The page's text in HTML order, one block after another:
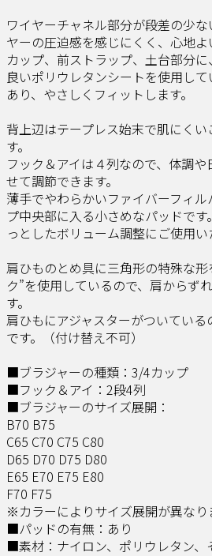
ワイヤーチャネル部分が段差の少
ヤーの圧迫感を感じにくく、心地よ
カップ、前ストラップ、土台部分
良いポリウレタンシートを使用し
あり、やさしくフィットします。
背上辺はテープレス始末で肌にく
す。
フック＆アイは４列なので、体調
せて調節できます。
薄手でやわらかいファイバーフィル
プ中央部に入る小さめなパッドで
っとしたボリューム調整にご使用い
肩ひものとめ具に三角形の特殊な形
ク”を使用しているので、肩からず
す。
肩ひもにアジャスターがついてい
です。（付け替え不可）
■ブラジャーの種類：3/4カップ
■フック＆アイ：2段4列
■ブラジャーのサイズ展開：
B70 B75
C65 C70 C75 C80
D65 D70 D75 D80
E65 E70 E75 E80
F70 F75
※カラーによりサイズ展開が異なり
■パッドの有無：あり
■素材：ナイロン、ポリウレタン、